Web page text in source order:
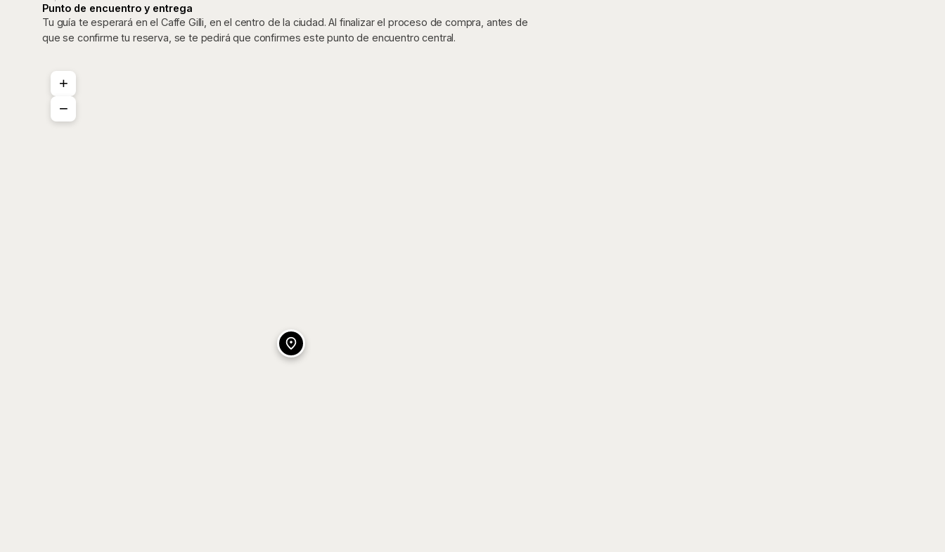
Punto de encuentro y entrega
Tu guía te esperará en el Caffe Gilli, en el centro de la ciudad. Al finalizar el proceso de compra, antes de
que se confirme tu reserva, se te pedirá que confirmes este punto de encuentro central.
+
−